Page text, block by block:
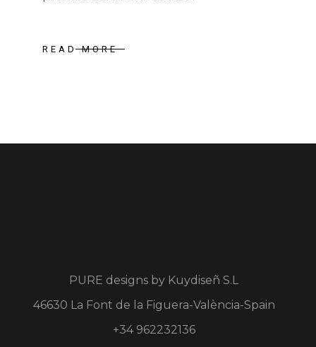
READ MORE
PURE designs by Kuydiseñ S.L
46630 La Font de la Figuera-València-Spain
+34 962232136